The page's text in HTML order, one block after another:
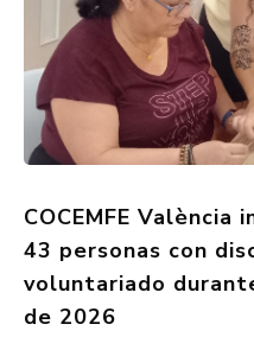
COCEMFE
43 personas con
voluntariado
de 2026